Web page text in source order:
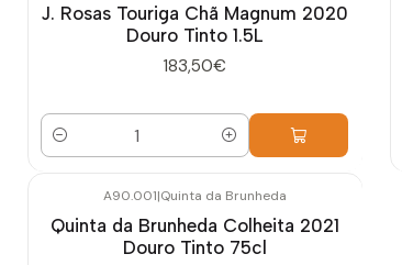
J. Rosas Touriga Chã Magnum 2020
Douro Tinto 1.5L
183,50€
Quantidade
A90.001|Quinta da Brunheda
Quinta da Brunheda Colheita 2021
Douro Tinto 75cl